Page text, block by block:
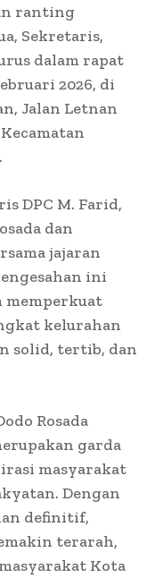
ranting
Sekretaris,
dalam rapat
2026, di
Jalan Letnan
DPC M. Farid,
dan
jajaran
ini
memperkuat
kelurahan
solid, tertib, dan
Rosada
garda
masyarakat
Dengan
definitif,
terarah,
Kota